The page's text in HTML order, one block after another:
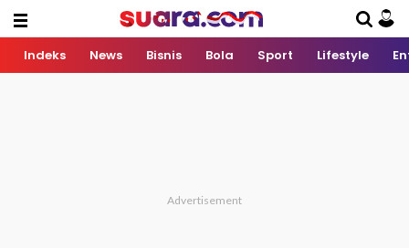
Indeks News Bisnis Bola Sport Lifestyle